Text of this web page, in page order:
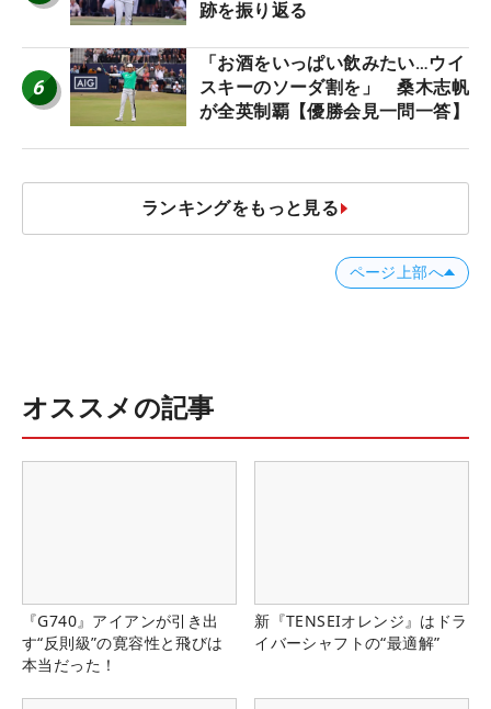
跡を振り返る
6
「お酒をいっぱい飲みたい…ウイ
スキーのソーダ割を」 桑木志帆
が全英制覇【優勝会見一問一答】
ランキングをもっと見る
ページ上部へ
オススメの記事
『G740』アイアンが引き出
す“反則級”の寛容性と飛びは
本当だった！
新『TENSEIオレンジ』はドラ
イバーシャフトの“最適解”